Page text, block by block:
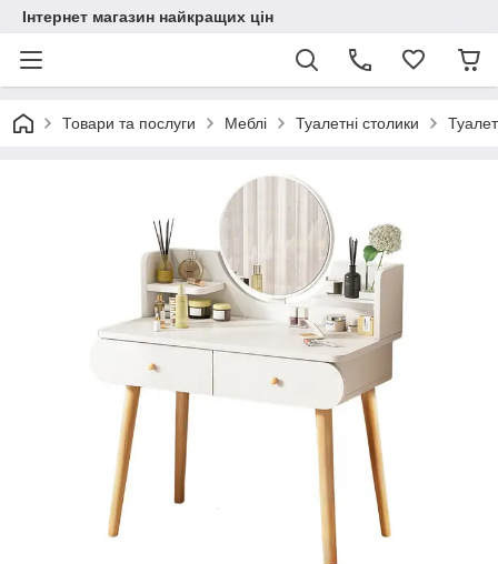
Інтернет магазин найкращих цін
Товари та послуги Меблі Туалетні столики